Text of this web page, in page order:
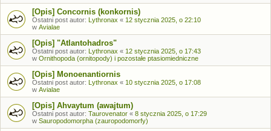
[Opis] Concornis (konkornis)
Ostatni post autor: Lythronax « 12 stycznia 2025, o 22:10
w Avialae
[Opis] "Atlantohadros"
Ostatni post autor: Lythronax « 12 stycznia 2025, o 17:43
w Ornithopoda (ornitopody) i pozostałe ptasiomiedniczne
[Opis] Monoenantiornis
Ostatni post autor: Lythronax « 10 stycznia 2025, o 17:08
w Avialae
[Opis] Ahvaytum (awajtum)
Ostatni post autor: Taurovenator « 8 stycznia 2025, o 17:29
w Sauropodomorpha (zauropodomorfy)